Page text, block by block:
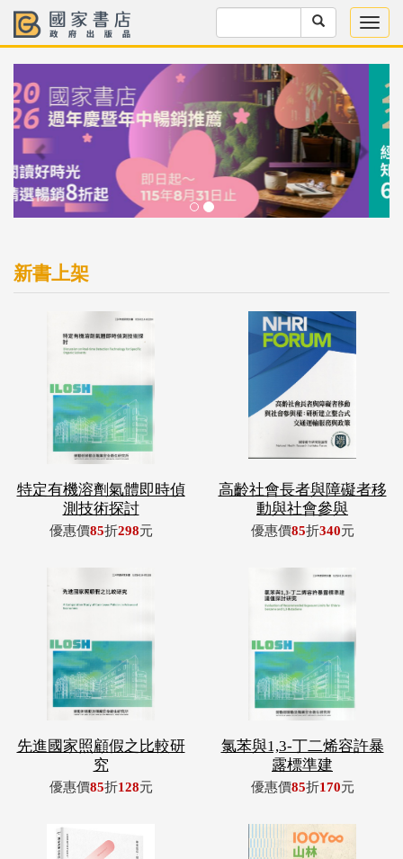
新書上架
特定有機溶劑氣體即時偵
測技術探討
優惠價85折298元
高齡社會長者與障礙者移
動與社會參與
優惠價85折340元
先進國家照顧假之比較研
究
優惠價85折128元
氯苯與1,3-丁二烯容許暴
露標準建
優惠價85折170元